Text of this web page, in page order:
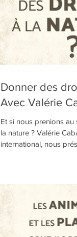
Donner des
Avec Valérie
Et si nous prenions au
la nature ? Valérie
international, nous